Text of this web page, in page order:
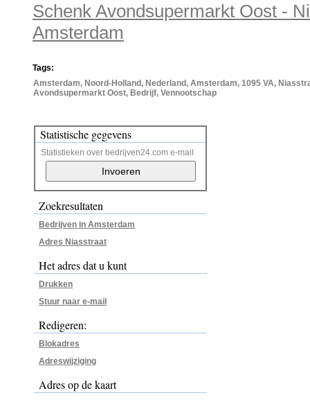
Schenk Avondsupermarkt Oost -
Amsterdam
Tags:
Amsterdam, Noord-Holland, Nederland, Amsterdam, 1095 VA,
Avondsupermarkt Oost, Bedrijf, Vennootschap
Statistische gegevens
Statistieken over bedrijven24.com e-mail
Zoekresultaten
Bedrijven in Amsterdam
Adres Niasstraat
Het adres dat u kunt
Drukken
Stuur naar e-mail
Redigeren:
Blokadres
Adreswijziging
Adres op de kaart